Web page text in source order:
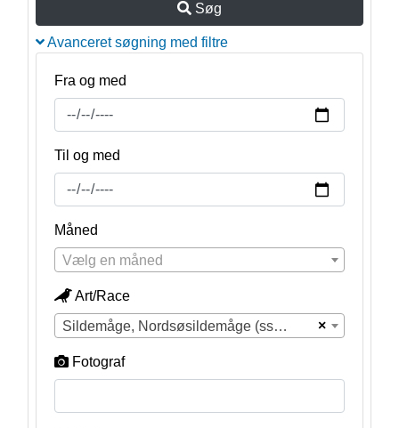
Søg
Avanceret søgning med filtre
Fra og med
Til og med
Måned
Vælg en måned
Art/Race
×
Sildemåge, Nordsøsildemåge (ssp. intermedius) (Larus fuscus intermedius)
Fotograf